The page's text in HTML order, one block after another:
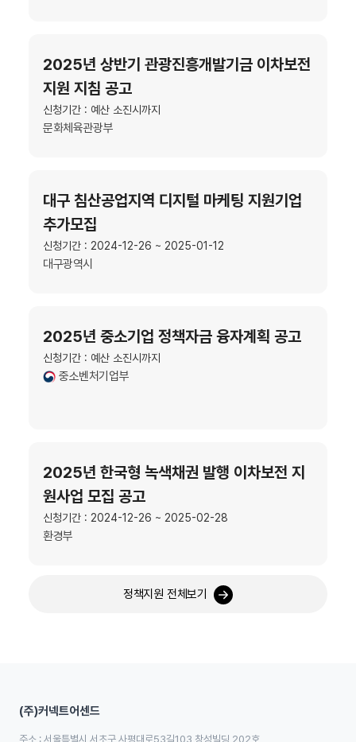
2025년 상반기 관광진흥개발기금 이차보전
지원 지침 공고
신청기간 : 예산 소진시까지
문화체육관광부
대구 침산공업지역 디지털 마케팅 지원기업
추가모집
신청기간 : 2024-12-26 ~ 2025-01-12
대구광역시
2025년 중소기업 정책자금 융자계획 공고
신청기간 : 예산 소진시까지
중소벤처기업부
2025년 한국형 녹색채권 발행 이차보전 지
원사업 모집 공고
신청기간 : 2024-12-26 ~ 2025-02-28
환경부
정책지원 전체보기
(주)커넥트어센드
주소 : 서울특별시 서초구 사평대로53길103 창성빌딩 202호